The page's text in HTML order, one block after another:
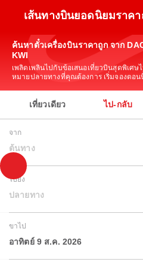
เส้นทางบินยอดนิยมราค
ค้นหาตั๋วเครื่องบินราคาถูก จาก
KWI
เพลิดเพลินไปกับข้อเสนอเที่ยวบินสุดพิเศษ
หมายปลายทางที่คุณต้องการ เริ่มจองตอน
เที่ยวเดียว ไป-กลับ
จาก
ต้นทาง
ไปยัง
ปลายทาง
ขาไป
อาทิตย์ 9 ส.ค. 2026